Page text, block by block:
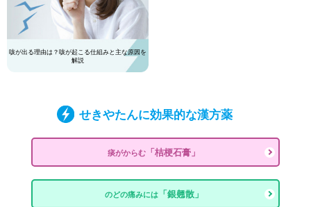
咳が出る理由は？咳が起こる仕組みと主な原因を
解説
せきやたんに効果的な漢方薬
痰がからむ 「桔梗石膏」
のどの痛みには「銀翹散」